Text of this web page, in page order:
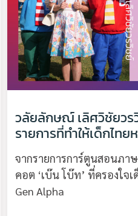
วลัยลักษณ์ เลิศวิชัยวรวิ
รายการที่ทำให้เด็กไท
จากรายการการ์ตูนสอนภา
คอต ‘เบ๊น โบ๊ท’ ที่ครองใจ
Gen Alpha